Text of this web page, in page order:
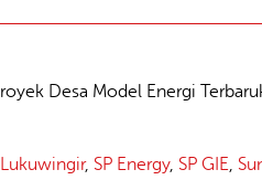
Desa Model Energi
Lukuwingir, SP Energy, SP GIE,